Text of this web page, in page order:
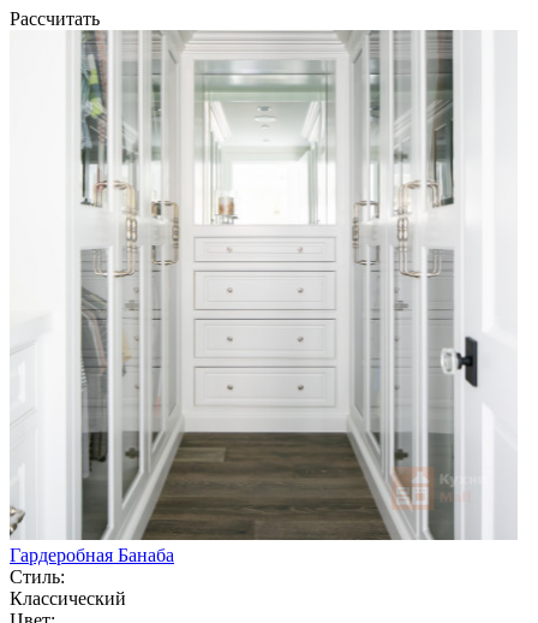
Рассчитать
Гардеробная Банаба
Стиль:
Классический